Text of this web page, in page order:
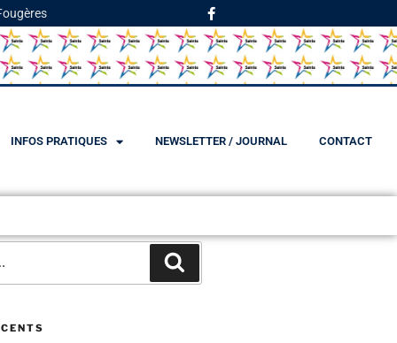
INFOS PRATIQUES NEWSLETTER / JOURNAL CONTACT